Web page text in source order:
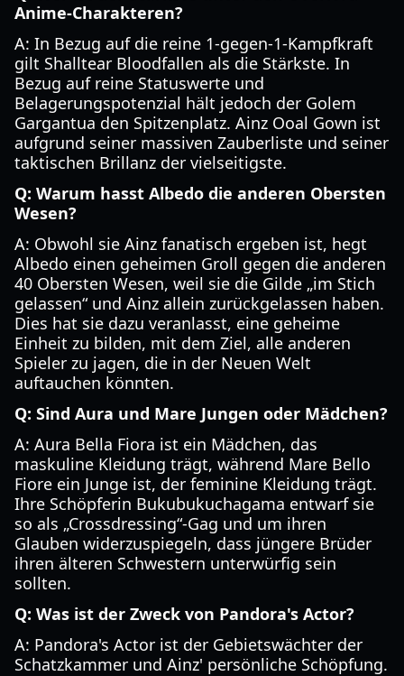
Anime-Charakteren?
A: In Bezug auf die reine 1-gegen-1-Kampfkraft
gilt Shalltear Bloodfallen als die Stärkste. In
Bezug auf reine Statuswerte und
Belagerungspotenzial hält jedoch der Golem
Gargantua den Spitzenplatz. Ainz Ooal Gown ist
aufgrund seiner massiven Zauberliste und seiner
taktischen Brillanz der vielseitigste.
Q: Warum hasst Albedo die anderen Obersten
Wesen?
A: Obwohl sie Ainz fanatisch ergeben ist, hegt
Albedo einen geheimen Groll gegen die anderen
40 Obersten Wesen, weil sie die Gilde „im Stich
gelassen“ und Ainz allein zurückgelassen haben.
Dies hat sie dazu veranlasst, eine geheime
Einheit zu bilden, mit dem Ziel, alle anderen
Spieler zu jagen, die in der Neuen Welt
auftauchen könnten.
Q: Sind Aura und Mare Jungen oder Mädchen?
A: Aura Bella Fiora ist ein Mädchen, das
maskuline Kleidung trägt, während Mare Bello
Fiore ein Junge ist, der feminine Kleidung trägt.
Ihre Schöpferin Bukubukuchagama entwarf sie
so als „Crossdressing“-Gag und um ihren
Glauben widerzuspiegeln, dass jüngere Brüder
ihren älteren Schwestern unterwürfig sein
sollten.
Q: Was ist der Zweck von Pandora's Actor?
A: Pandora's Actor ist der Gebietswächter der
Schatzkammer und Ainz' persönliche Schöpfung.